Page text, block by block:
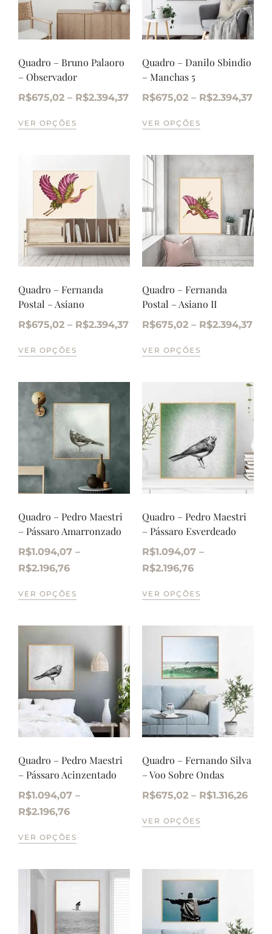
Quadro – Bruno Palaoro
– Observador
R$675,02 – R$2.394,37
VER OPÇÕES
Quadro – Danilo Sbindio
– Manchas 5
R$675,02 – R$2.394,37
VER OPÇÕES
Quadro – Fernanda
Postal – Asiano
R$675,02 – R$2.394,37
VER OPÇÕES
Quadro – Fernanda
Postal – Asiano II
R$675,02 – R$2.394,37
VER OPÇÕES
Quadro – Pedro Maestri
– Pássaro Amarronzado
R$1.094,07 –
R$2.196,76
VER OPÇÕES
Quadro – Pedro Maestri
– Pássaro Esverdeado
R$1.094,07 –
R$2.196,76
VER OPÇÕES
Quadro – Pedro Maestri
– Pássaro Acinzentado
R$1.094,07 –
R$2.196,76
VER OPÇÕES
Quadro – Fernando Silva
– Voo Sobre Ondas
R$675,02 – R$1.316,26
VER OPÇÕES